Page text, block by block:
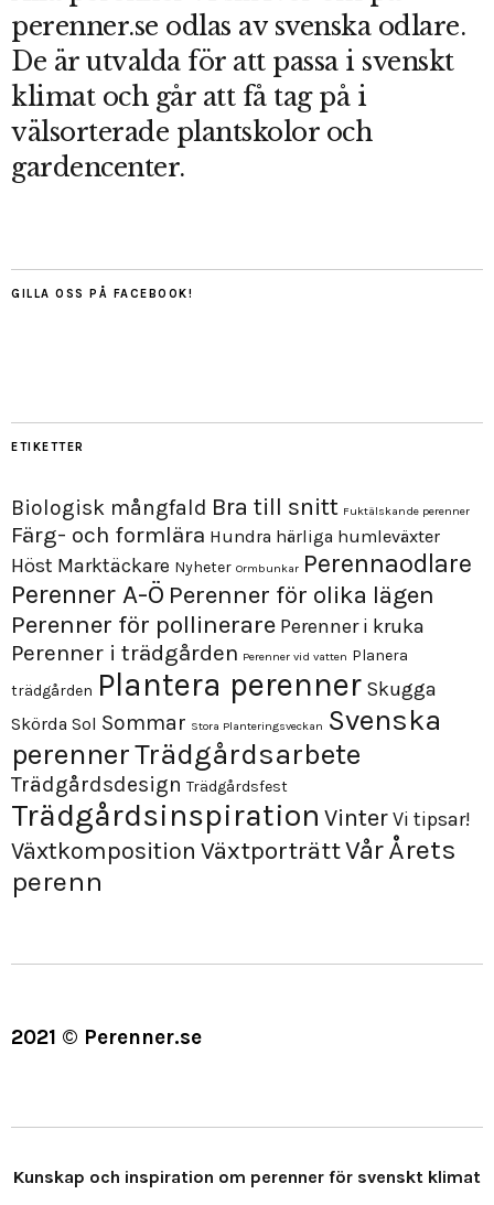
perenner.se odlas av svenska odlare.
De är utvalda för att passa i svenskt
klimat och går att få tag på i
välsorterade plantskolor och
gardencenter.
GILLA OSS PÅ FACEBOOK!
ETIKETTER
Biologisk mångfald Bra till snitt Fuktälskande perenner
Färg- och formlära Hundra härliga humleväxter
Höst Marktäckare Nyheter Ormbunkar Perennaodlare
Perenner A-Ö Perenner för olika lägen
Perenner för pollinerare Perenner i kruka
Perenner i trädgården Perenner vid vatten Planera
trädgården Plantera perenner Skugga
Skörda Sol Sommar Stora Planteringsveckan Svenska
perennerTrädgårdsarbete
Trädgårdsdesign Trädgårdsfest
Trädgårdsinspiration VinterVi tipsar!
Växtkomposition VäxtporträttVårÅrets
perenn
2021 © Perenner.se
Kunskap och inspiration om perenner för svenskt klimat